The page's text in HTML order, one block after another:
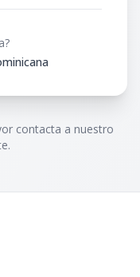
contacta a nuestro